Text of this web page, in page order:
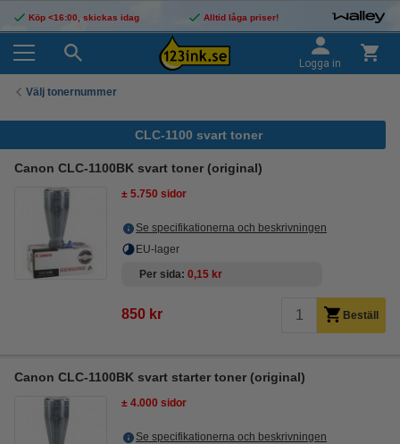
Köp <16:00, skickas idag Alltid låga priser!
Logga in
Välj tonernummer
CLC-1100 svart toner
Canon CLC-1100BK svart toner (original)
± 5.750 sidor
Se specifikationerna och beskrivningen
EU-lager
Per sida 0,15 kr
850 kr Beställ
Canon CLC-1100BK svart starter toner (original)
± 4.000 sidor
Se specifikationerna och beskrivningen